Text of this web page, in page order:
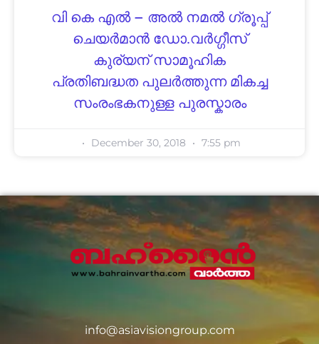
വി കെ എൽ – അൽ നമൽ ഗ്രൂപ്പ്
ചെയർമാൻ ഡോ.വർഗ്ഗീസ്
കുര്യന് സാമൂഹിക
പ്രതിബദ്ധത പുലർത്തുന്ന മികച്ച
സംരംഭകനുള്ള പുരസ്കാരം
December 30, 2018 7:55 pm
info@asiavisiongroup.com